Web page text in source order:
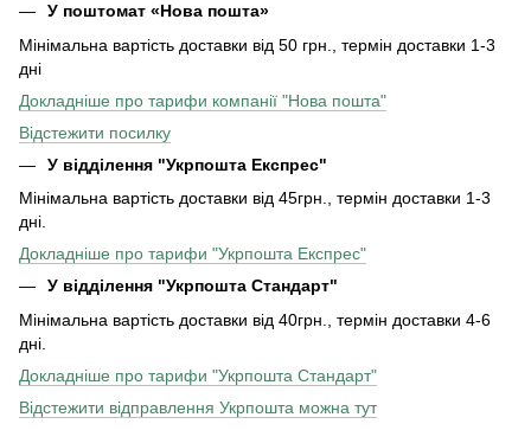
У поштомат «Нова пошта»
Мінімальна вартість доставки від 50 грн., термін доставки 1-3
дні
Докладніше про тарифи компанії "Нова пошта"
Відстежити посилку
У відділення "Укрпошта Експрес"
Мінімальна вартість доставки від 45грн., термін доставки 1-3
дні.
Докладніше про тарифи "Укрпошта Експрес"
У відділення "Укрпошта Стандарт"
Мінімальна вартість доставки від 40грн., термін доставки 4-6
дні.
Докладніше про тарифи "Укрпошта Стандарт"
Відстежити відправлення Укрпошта можна тут